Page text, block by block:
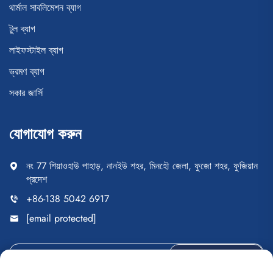
থার্মাল সাবলিমেশন ব্যাগ
টুল ব্যাগ
লাইফস্টাইল ব্যাগ
ভ্রমণ ব্যাগ
সকার জার্সি
যোগাযোগ করুন
নং 77 শিয়াওহাউ পাহাড়, নানইউ শহর, মিনহৌ জেলা, ফুজো শহর, ফুজিয়ান
প্রদেশ
+86-138 5042 6917
[email protected]